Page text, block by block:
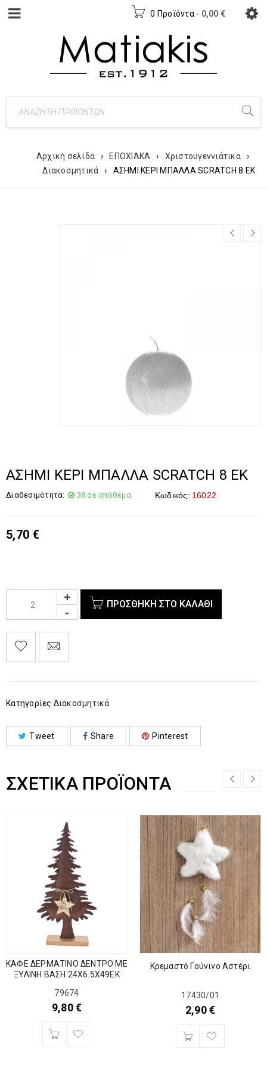
0 Προϊόντα - 0,00 €
Αρχική σελίδα › ΕΠΟΧΙΑΚΑ › Χριστουγεννιάτικα
›
Διακοσμητικά
› ΑΣΗΜΙ ΚΕΡΙ ΜΠΑΛΛΑ SCRATCH 8 ΕΚ
ΑΣΗΜΙ ΚΕΡΙ ΜΠΑΛΛΑ SCRATCH 8 ΕΚ
Διαθεσιμότητα: 38 σε απόθεμα Κωδικός: 16022
5,70 €
ΠΡΟΣΘΉΚΗ ΣΤΟ ΚΑΛΆΘΙ
Κατηγορίες Διακοσμητικά
Tweet Share Pinterest
ΣΧΕΤΙΚΆ ΠΡΟΪΌΝΤΑ
ΚΑΦΕ ΔΕΡΜΑΤΙΝΟ ΔΕΝΤΡΟ ΜΕ
ΞΥΛΙΝΗ ΒΑΣΗ 24Χ6.5Χ49ΕΚ
79674
9,80€
Κρεμαστό Γούνινο Αστέρι
17430/01
2,90€